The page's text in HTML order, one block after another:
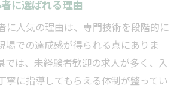
に選ばれる理由
に人気の理由は、専門技術を段階的に
場での達成感が得られる点にありま
では、未経験者歓迎の求人が多く、入
寧に指導してもらえる体制が整ってい